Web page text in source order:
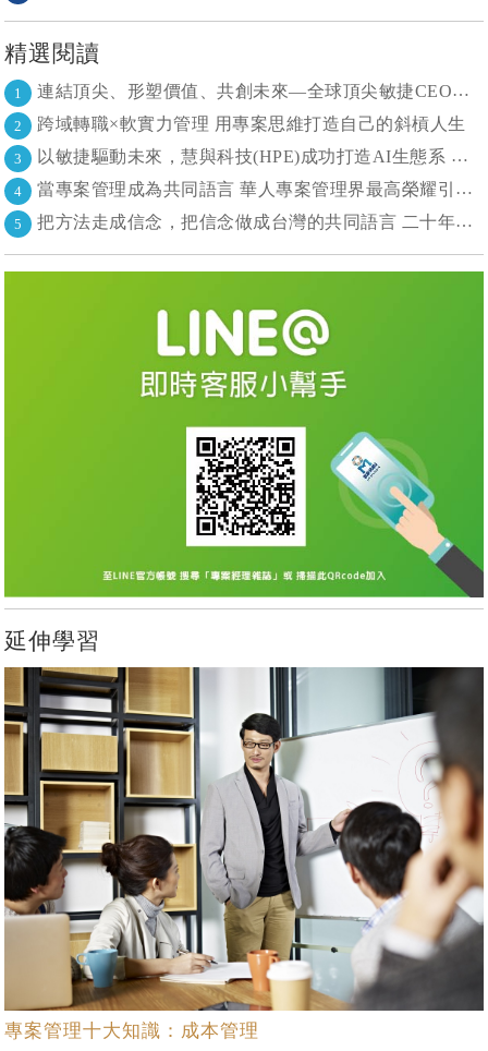
精選閱讀
1 連結頂尖、形塑價值、共創未來—全球頂尖敏捷CEO聯誼會成立
2 跨域轉職×軟實力管理 用專案思維打造自己的斜槓人生
3 以敏捷驅動未來，慧與科技(HPE)成功打造AI生態系 大型敏捷(LeSS)海納百川，讓複雜變簡單
4 當專案管理成為共同語言 華人專案管理界最高榮耀引領的變革時代
5 把方法走成信念，把信念做成台灣的共同語言 二十年志業，陪伴台灣走過專案管理與敏捷轉型
延伸學習
專案管理十大知識：成本管理